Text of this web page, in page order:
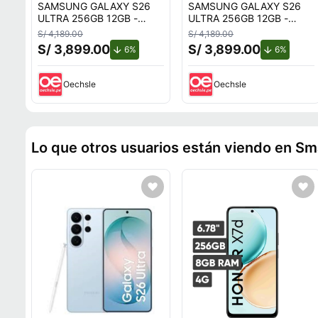
SAMSUNG GALAXY S26
ULTRA 256GB 12GB -
VIOLETA
S/ 4,189.00
S/ 3,899.00 6% de descuento.
Oechsle
SAMSUNG GALAXY S26
ULTRA 256GB 12GB -
CELESTE
S/ 4,189.00
S/ 3,899.00 6% de
Oechsle
Lo que otros usuarios están viendo en